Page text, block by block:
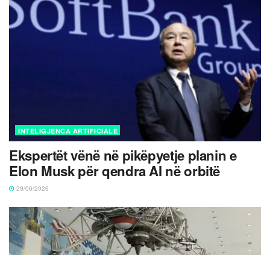
INTELIGJENCA ARTIFICIALE
Ekspertët vënë në pikëpyetje planin e
Elon Musk për qendra AI në orbitë
29/06/2026